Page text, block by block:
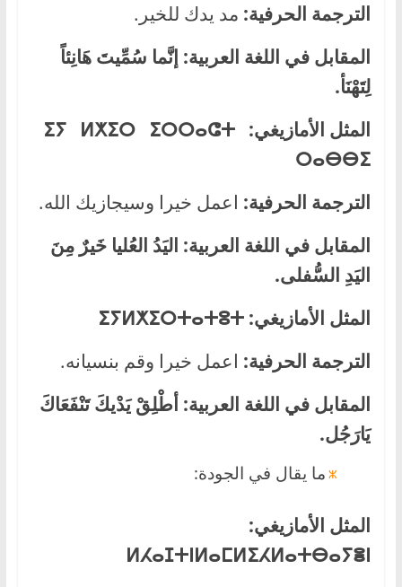
الترجمة الحرفية: مد يدك للخير.
المقابل في اللغة العربية: إنَّما سُمِّيتَ هَانِئاً
لِتَهْنَأ.
المثل الأمازيغي: ⵉⵢ ⵍⵅⵉⵔ ⵉⵔⵔⴰⵛⵜ
ⵔⴰⴱⴱⵉ
الترجمة الحرفية: اعمل خيرا وسيجازيك الله.
المقابل في اللغة العربية: اليَدُ العُليا خَيرٌ مِنَ
اليَدِ السُّفلى.
المثل الأمازيغي:
ⵉⵢⵍⵅⵉⵔⵜⴰⵜⵓⵜ
الترجمة الحرفية: اعمل خيرا وقم بنسيانه.
المقابل في اللغة العربية: أطْلِقْ يَدْيكَ تَنْفَعَاكَ
يَارَجُل.
ما يقال في الجودة:
المثل الأمازيغي:
ⵍⵃⴰⵊⵜⵏⵍⴰⵎⵍⵉⵃⵍⴰⵜⴱⴰⵢⴻⵏ